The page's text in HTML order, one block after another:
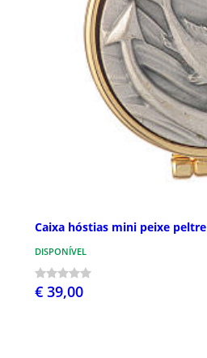
Caixa hóstias mini peixe peltre
DISPONÍVEL
€ 39,00